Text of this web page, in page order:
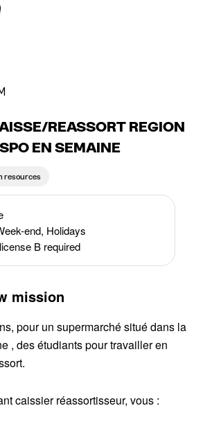
REASSORT REGION
EN SEMAINE
resources
end, Holidays
B required
mission
pour un supermarché situé dans la
, des étudiants pour travailler en
caissier réassortisseur, vous :